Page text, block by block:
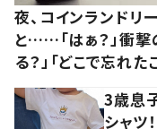
夜、コインランドリ
と……「はぁ？」衝撃
る？」「どこで忘れた
3歳息
シャツ